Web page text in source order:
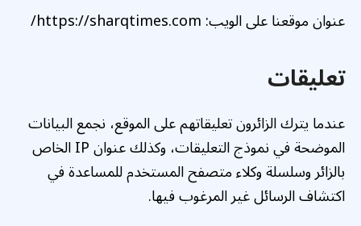
عنوان موقعنا على الويب: https://sharqtimes.com/
تعليقات
عندما يترك الزائرون تعليقاتهم على الموقع، نجمع البيانات
الموضحة في نموذج التعليقات، وكذلك عنوان IP الخاص
بالزائر وسلسلة وكلاء متصفح المستخدم للمساعدة في
اكتشاف الرسائل غير المرغوب فيها.